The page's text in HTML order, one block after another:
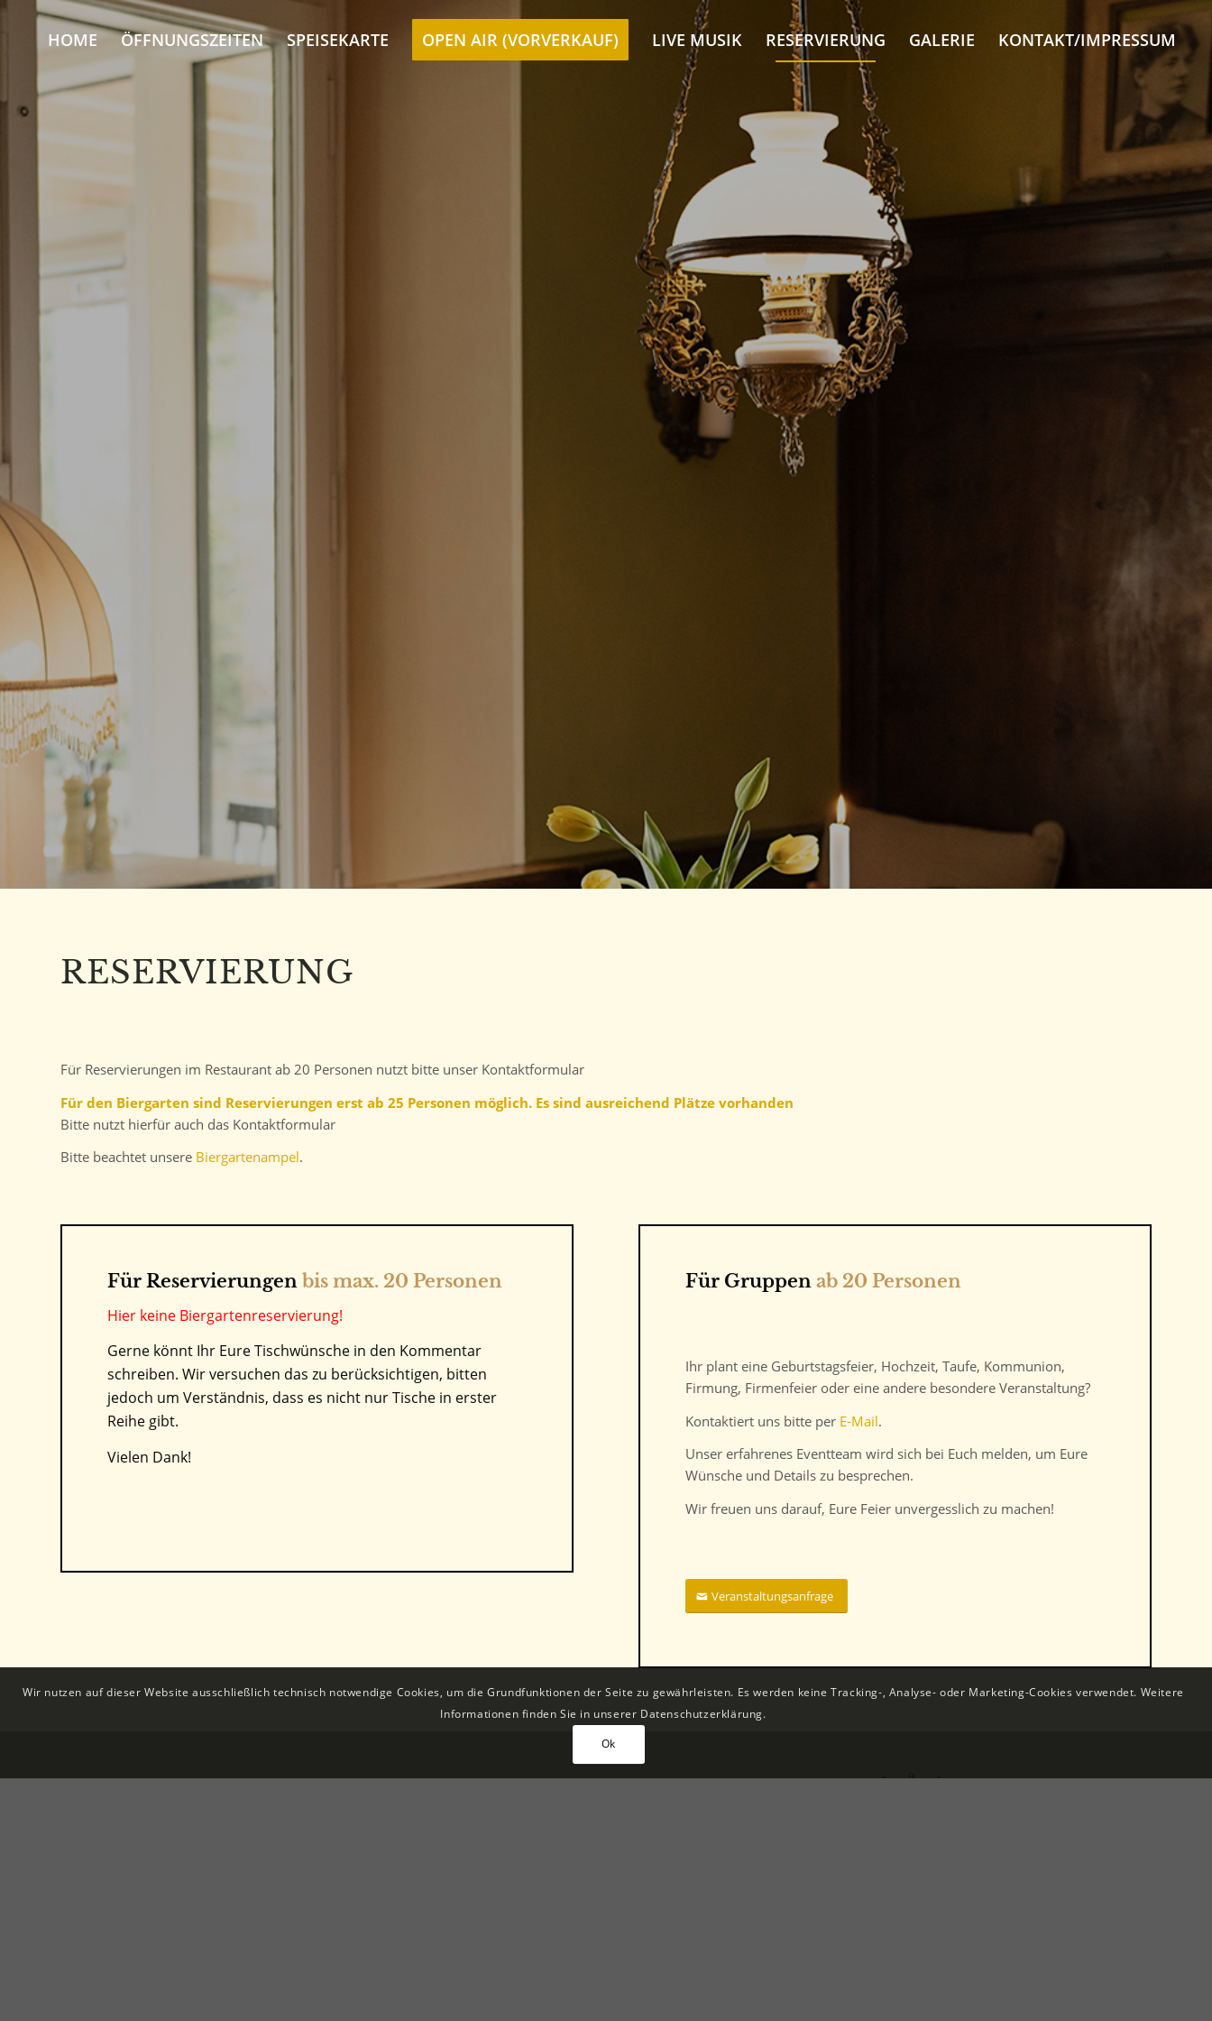
HOME ÖFFNUNGSZEITEN SPEISEKARTE OPEN AIR (VORVERKAUF) LIVE MUSIK RESERVIERUNG GALERIE KONTAKT/IMPRESSUM
RESERVIERUNG
Für Reservierungen im Restaurant ab 20 Personen nutzt bitte unser Kontaktformular
Für den Biergarten sind Reservierungen erst ab 25 Personen möglich. Es sind ausreichend Plätze vorhanden
Bitte nutzt hierfür auch das Kontaktformular
Bitte beachtet unsere Biergartenampel.
Für Reservierungen bis max. 20 Personen
Hier keine Biergartenreservierung!
Gerne könnt Ihr Eure Tischwünsche in den Kommentar
schreiben. Wir versuchen das zu berücksichtigen, bitten
jedoch um Verständnis, dass es nicht nur Tische in erster
Reihe gibt.
Vielen Dank!
Für Gruppenab 20 Personen
Ihr plant eine Geburtstagsfeier, Hochzeit, Taufe, Kommunion,
Firmung, Firmenfeier oder eine andere besondere Veranstaltung?
Kontaktiert uns bitte per E-Mail.
Unser erfahrenes Eventteam wird sich bei Euch melden, um Eure
Wünsche und Details zu besprechen.
Wir freuen uns darauf, Eure Feier unvergesslich zu machen!
Veranstaltungsanfrage
Wir nutzen auf dieser Website ausschließlich technisch notwendige Cookies, um die Grundfunktionen der Seite zu gewährleisten. Es werden keine Tracking-, Analyse- oder Marketing-Cookies verwendet. Weitere
Informationen finden Sie in unserer Datenschutzerklärung.
Ok